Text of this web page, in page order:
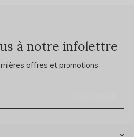
à notre infolettre
offres et promotions